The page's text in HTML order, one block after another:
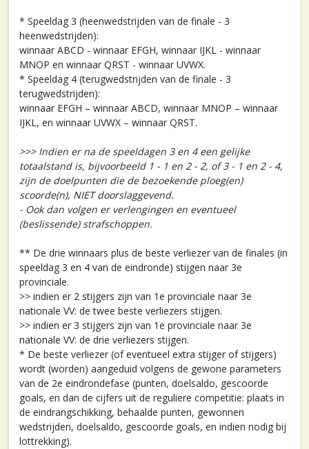
* Speeldag 3 (heenwedstrijden van de finale - 3
heenwedstrijden):
winnaar ABCD - winnaar EFGH, winnaar IJKL - winnaar
MNOP en winnaar QRST - winnaar UVWX.
* Speeldag 4 (terugwedstrijden van de finale - 3
terugwedstrijden):
winnaar EFGH – winnaar ABCD, winnaar MNOP – winnaar
IJKL, en winnaar UVWX – winnaar QRST.
>>> Indien er na de speeldagen 3 en 4 een gelijke
totaalstand is, bijvoorbeeld 1 - 1 en 2 - 2, of 3 - 1 en 2 - 4,
zijn de doelpunten die de bezoekende ploeg(en)
scoorde(n), NIET doorslaggevend.
- Ook dan volgen er verlengingen en eventueel
(beslissende) strafschoppen.
** De drie winnaars plus de beste verliezer van de finales (in
speeldag 3 en 4 van de eindronde) stijgen naar 3e
provinciale.
>> indien er 2 stijgers zijn van 1e provinciale naar 3e
nationale VV: de twee beste verliezers stijgen.
>> indien er 3 stijgers zijn van 1e provinciale naar 3e
nationale VV: de drie verliezers stijgen.
* De beste verliezer (of eventueel extra stijger of stijgers)
wordt (worden) aangeduid volgens de gewone parameters
van de 2e eindrondefase (punten, doelsaldo, gescoorde
goals, en dan de cijfers uit de reguliere competitie: plaats in
de eindrangschikking, behaalde punten, gewonnen
wedstrijden, doelsaldo, gescoorde goals, en indien nodig bij
lottrekking).